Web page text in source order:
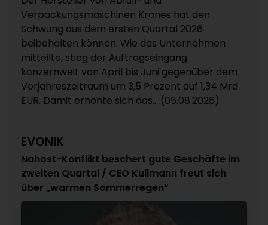
Verpackungsmaschinen Krones hat den
Schwung aus dem ersten Quartal 2026
beibehalten können: Wie das Unternehmen
mitteilte, stieg der Auftragseingang
konzernweit von April bis Juni gegenüber dem
Vorjahreszeitraum um 3,5 Prozent auf 1,34 Mrd
EUR. Damit erhöhte sich das... (05.08.2026)
EVONIK
Nahost-Konflikt beschert gute Geschäfte im
zweiten Quartal / CEO Kullmann freut sich
über „warmen Sommerregen“